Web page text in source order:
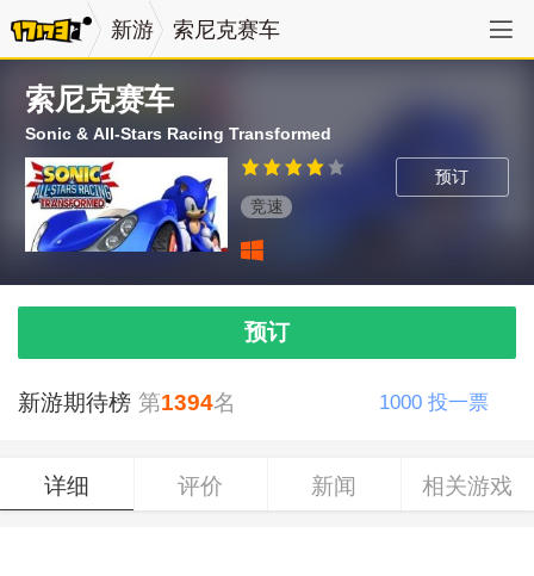
新游 索尼克赛车
索尼克赛车
Sonic & All-Stars Racing Transformed
预订
竞速
预订
新游期待榜 第1394名 1000 投一票
详细 评价 新闻 相关游戏